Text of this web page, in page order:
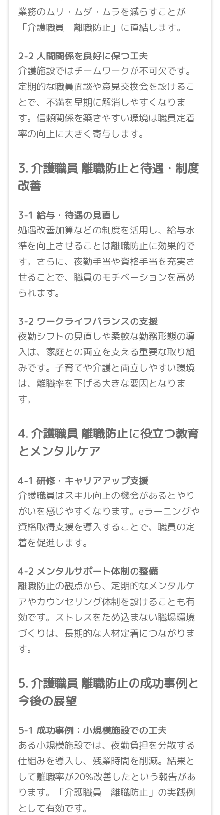
業務のムリ・ムダ・ムラを減らすことが
「介護職員 離職防止」に直結します。
2-2 人間関係を良好に保つ工夫
介護施設ではチームワークが不可欠です。
定期的な職員面談や意見交換会を設けるこ
とで、不満を早期に解消しやすくなりま
す。信頼関係を築きやすい環境は職員定着
率の向上に大きく寄与します。
3. 介護職員 離職防止と待遇・制度
改善
3-1 給与・待遇の見直し
処遇改善加算などの制度を活用し、給与水
準を向上させることは離職防止に効果的で
す。さらに、夜勤手当や資格手当を充実さ
せることで、職員のモチベーションを高め
られます。
3-2 ワークライフバランスの支援
夜勤シフトの見直しや柔軟な勤務形態の導
入は、家庭との両立を支える重要な取り組
みです。子育てや介護と両立しやすい環境
は、離職率を下げる大きな要因となりま
す。
4. 介護職員 離職防止に役立つ教育
とメンタルケア
4-1 研修・キャリアアップ支援
介護職員はスキル向上の機会があるとやり
がいを感じやすくなります。eラーニングや
資格取得支援を導入することで、職員の定
着を促進します。
4-2 メンタルサポート体制の整備
離職防止の観点から、定期的なメンタルケ
アやカウンセリング体制を設けることも有
効です。ストレスをため込まない職場環境
づくりは、長期的な人材定着につながりま
す。
5. 介護職員 離職防止の成功事例と
今後の展望
5-1 成功事例：小規模施設での工夫
ある小規模施設では、夜勤負担を分散する
仕組みを導入し、残業時間を削減。結果と
して離職率が20%改善したという報告があ
ります。「介護職員 離職防止」の実践例
として有効です。